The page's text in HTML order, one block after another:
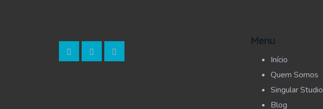
Menu
Início
Quem Somos
Singular Studio
Blog